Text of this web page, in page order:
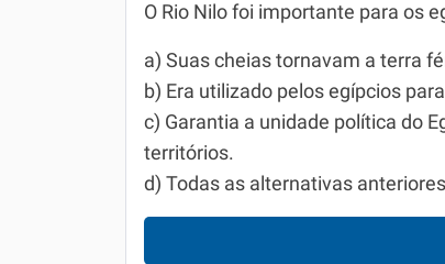
O Rio Nilo foi importante para os
a) Suas cheias tornavam a terra
b) Era utilizado pelos egípcios
c) Garantia a unidade política do
territórios.
d) Todas as alternativas